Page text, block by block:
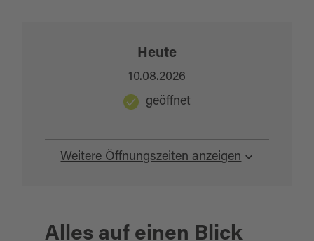
Weitere Öffnungszeiten anzeigen
Heute
10.08.2026
geöffnet
Alles auf einen Blick